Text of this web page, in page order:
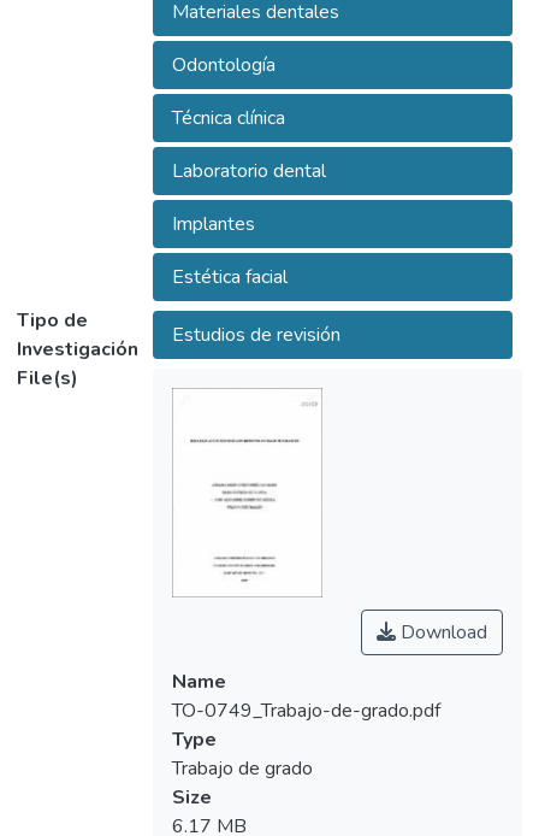
contraindicaciones, ventajas y desventajas
de una prótesis facial.
Materiales dentales
Odontología
Técnica clínica
Laboratorio dental
Implantes
Estética facial
Tipo de
Investigación
Estudios de revisión
File(s)
Download
Name
TO-0749_Trabajo-de-grado.pdf
Type
Trabajo de grado
Size
6.17 MB